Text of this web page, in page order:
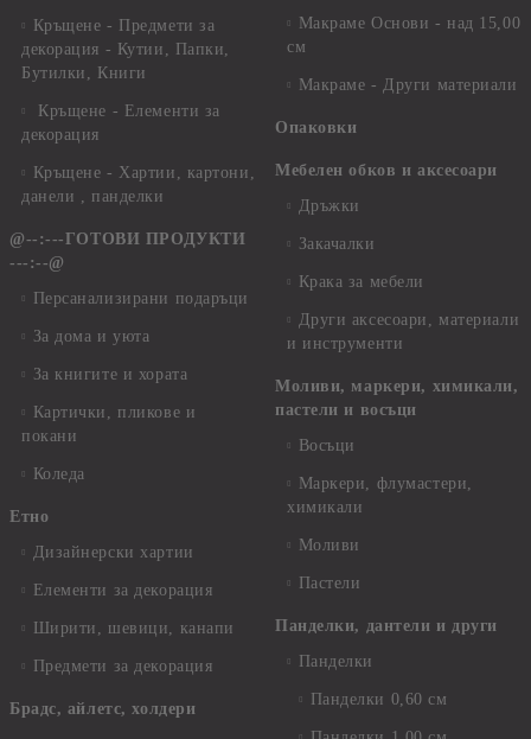
Кръщене - Предмети за
декорация - Кутии, Папки,
Бутилки, Книги
Кръщене - Елементи за
декорация
Кръщене - Хартии, картони,
данели , панделки
@--:---ГОТОВИ ПРОДУКТИ
---:--@
Персанализирани подаръци
За дома и уюта
За книгите и хората
Картички, пликове и
покани
Коледа
Етно
Дизайнерски хартии
Елементи за декорация
Ширити, шевици, канапи
Предмети за декорация
Брадс, айлетс, холдери
Макраме Основи - над 15,00
см
Макраме - Други материали
Опаковки
Мебелен обков и аксесоари
Дръжки
Закачалки
Крака за мебели
Други аксесоари, материали
и инструменти
Моливи, маркери, химикали,
пастели и восъци
Восъци
Маркери, флумастери,
химикали
Моливи
Пастели
Панделки, дантели и други
Панделки
Панделки 0,60 см